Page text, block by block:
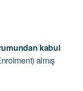
kabul
almış